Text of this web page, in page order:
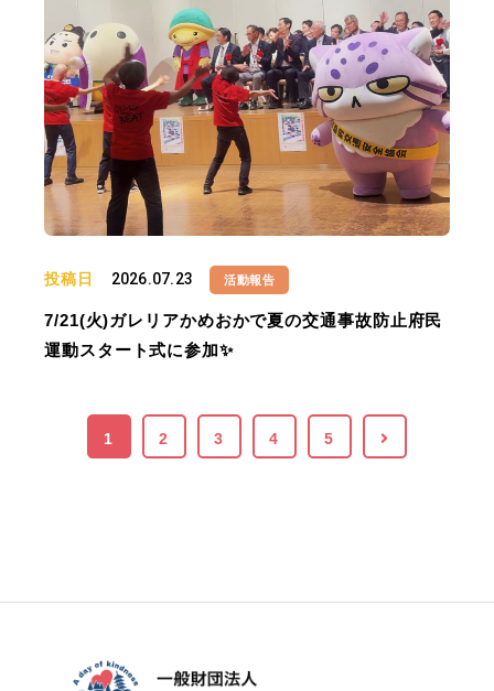
投稿日 2026.07.23 活動報告
7/21(火)ガレリアかめおかで夏の交通事故防止府民
運動スタート式に参加✨
1 2 3 4 5